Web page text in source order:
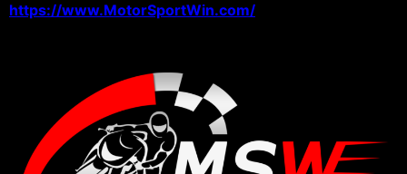
https://www.MotorSportWin.com/